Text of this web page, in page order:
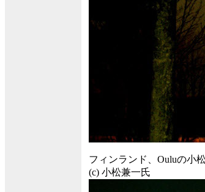
フィンランド、Ouluの小
(c) 小松兼一氏